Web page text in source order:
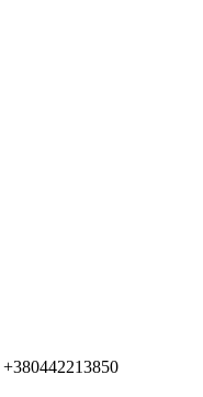
+380442213850